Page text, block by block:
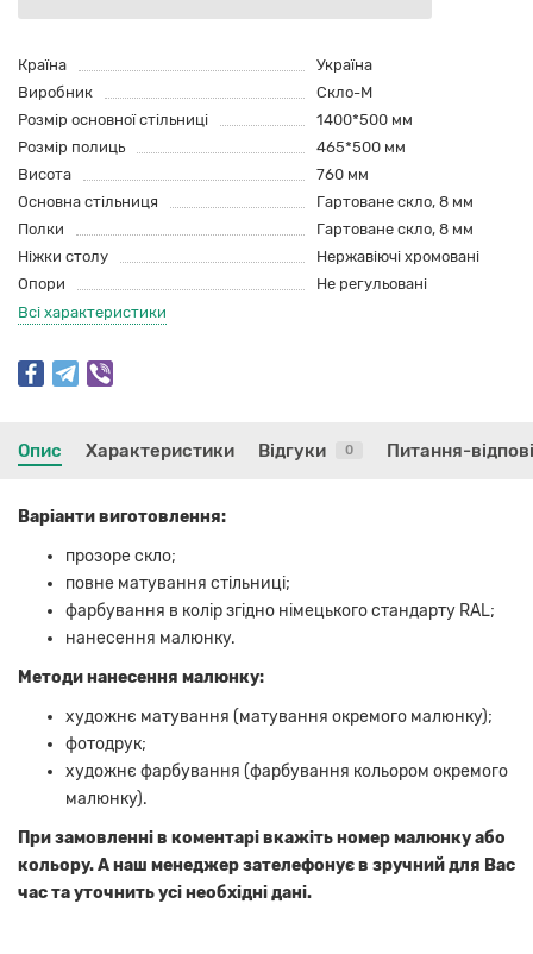
Країна
Україна
Виробник
Скло-М
Розмір основної стільниці
1400*500 мм
Розмір полиць
465*500 мм
Висота
760 мм
Основна стільниця
Гартоване скло, 8 мм
Полки
Гартоване скло, 8 мм
Ніжки столу
Нержавіючі хромовані
Опори
Не регульовані
Всі характеристики
Опис Характеристики Відгуки 0 Питання-
Варіанти виготовлення:
прозоре скло;
повне матування стільниці;
фарбування в колір згідно німецького стандарту RAL;
нанесення малюнку.
Методи нанесення малюнку:
художнє матування (матування окремого малюнку);
фотодрук;
художнє фарбування (фарбування кольором окремого
малюнку).
При замовленні в коментарі вкажіть номер малюнку або
кольору. А наш менеджер зателефонує в зручний для Вас
час та уточнить усі необхідні дані.